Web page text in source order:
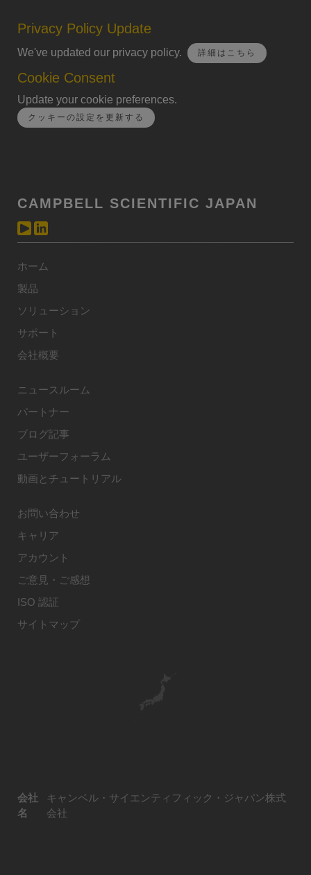
Privacy Policy Update
We've updated our privacy policy. 詳細はこちら
Cookie Consent
Update your cookie preferences.
クッキーの設定を更新する
CAMPBELL SCIENTIFIC JAPAN
ホーム
製品
ソリューション
サポート
会社概要
ニュースルーム
パートナー
ブログ記事
ユーザーフォーラム
動画とチュートリアル
お問い合わせ
キャリア
アカウント
ご意見・ご感想
ISO 認証
サイトマップ
会社
名
キャンベル・サイエンティフィック・ジャパン株式
会社